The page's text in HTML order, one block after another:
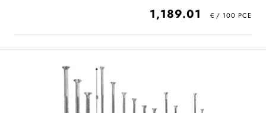
1,189.01